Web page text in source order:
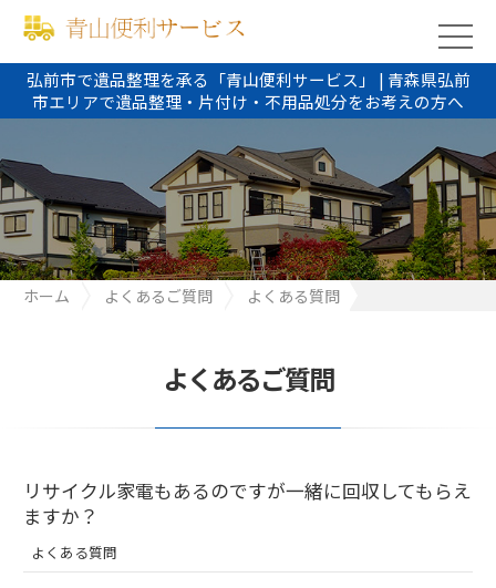
弘前市で遺品整理を承る「青山便利サービス」 | 青森県弘前
市エリアで遺品整理・片付け・不用品処分をお考えの方へ
ホーム よくあるご質問
よくある質問
よくあるご質問
リサイクル家電もあるのですが一緒に回収してもらえ
ますか？
よくある質問